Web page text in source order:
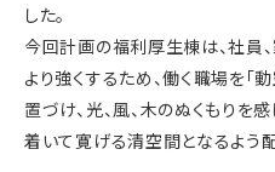
した。
今回計画の福利厚生棟は、社員
より強くするため、働く職場を「
置づけ、光、風、木のぬくもりを
着いて寛げる清空間となるよう